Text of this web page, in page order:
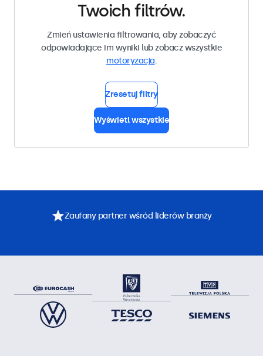
Twoich filtrów.
Zmień ustawienia filtrowania, aby zobaczyć
odpowiadające im wyniki lub zobacz wszystkie
motoryzacja.
Zresetuj filtry
Wyświetl wszystkie
Zaufany partner wśród liderów branży